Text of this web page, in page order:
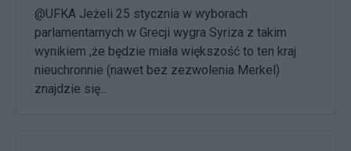
@UFKA Jeżeli 25 stycznia w wyborach
parlamentarnych w Grecji wygra Syriza z takim
wynikiem ,że będzie miała większość to ten kraj
nieuchronnie (nawet bez zezwolenia Merkel)
znajdzie się...